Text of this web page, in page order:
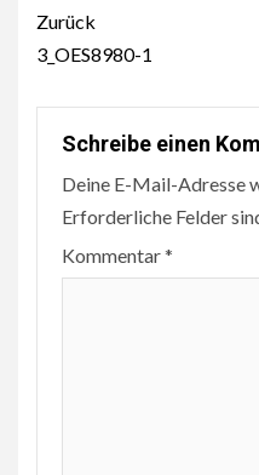
Zurück
3_OES8980-1
Schreibe einen
Deine E-Mail-Adresse
Erforderliche Felder
Kommentar*